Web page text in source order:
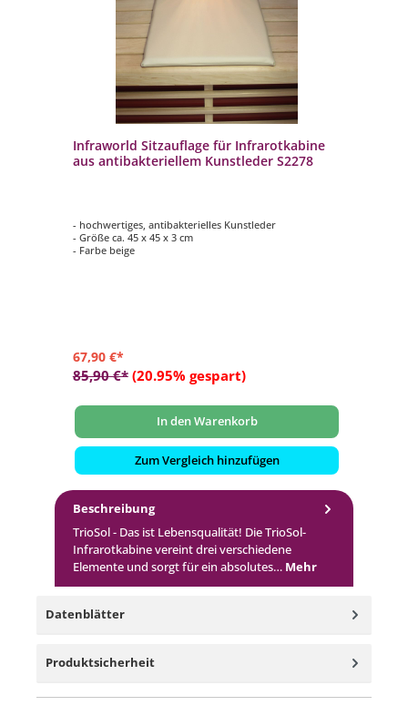
Infraworld Sitzauflage für Infrarotkabine
aus antibakteriellem Kunstleder S2278
- hochwertiges, antibakterielles Kunstleder
- Größe ca. 45 x 45 x 3 cm
- Farbe beige
67,90 €*
85,90 €* (20.95% gespart)
In den Warenkorb
Zum Vergleich hinzufügen
Beschreibung
TrioSol - Das ist Lebensqualität! Die TrioSol-
Infrarotkabine vereint drei verschiedene
Elemente und sorgt für ein absolutes… Mehr
Datenblätter
Produktsicherheit